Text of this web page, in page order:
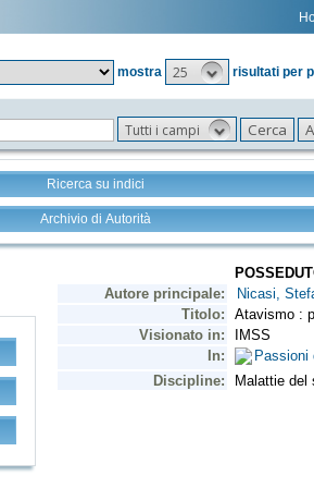
mostra
25 risultati per
Tutti i campi
Ricerca su indici
Archivio di Autorità